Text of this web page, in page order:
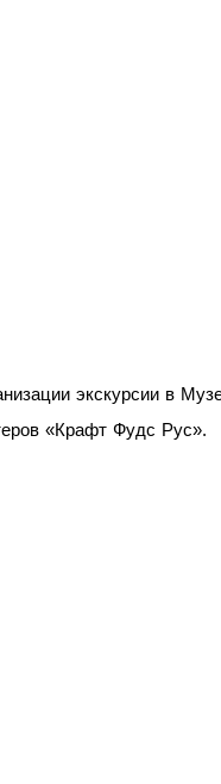
экскурсии в
«Крафт Фудс Рус».